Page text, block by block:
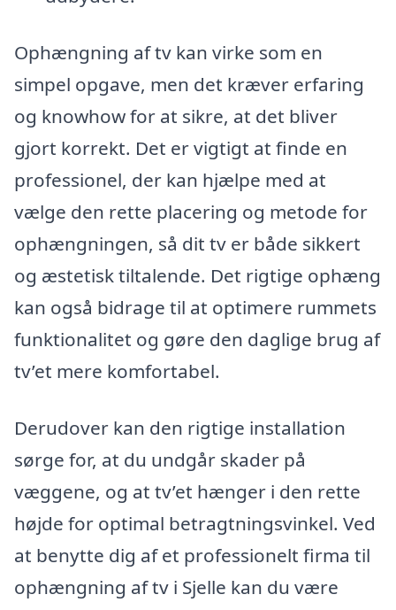
Ophængning af tv kan virke som en
simpel opgave, men det kræver erfaring
og knowhow for at sikre, at det bliver
gjort korrekt. Det er vigtigt at finde en
professionel, der kan hjælpe med at
vælge den rette placering og metode for
ophængningen, så dit tv er både sikkert
og æstetisk tiltalende. Det rigtige ophæng
kan også bidrage til at optimere rummets
funktionalitet og gøre den daglige brug af
tv’et mere komfortabel.
Derudover kan den rigtige installation
sørge for, at du undgår skader på
væggene, og at tv’et hænger i den rette
højde for optimal betragtningsvinkel. Ved
at benytte dig af et professionelt firma til
ophængning af tv i Sjelle kan du være